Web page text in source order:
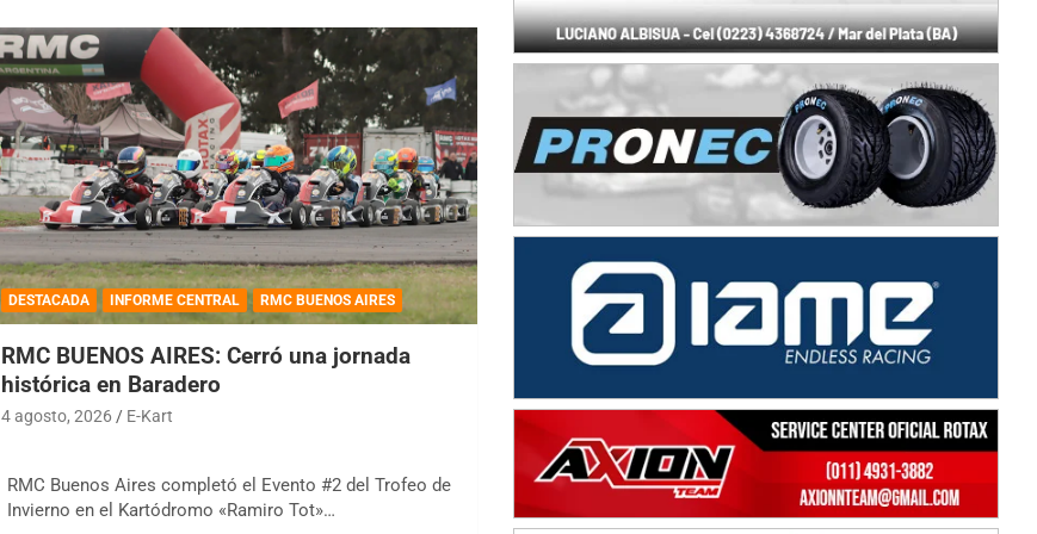
DESTACADA INFORME CENTRAL RMC BUENOS AIRES
RMC BUENOS AIRES: Cerró una jornada
histórica en Baradero
4 agosto, 2026 E-Kart
RMC Buenos Aires completó el Evento #2 del Trofeo de
Invierno en el Kartódromo «Ramiro Tot»…
KDO - F6
Ciudad de Trenque Lauquen (Asfalto)
Trenque Lauquen (Buenos Aires)
ENTRERRIANO - F6 (POSTERGADA)
Parque de la Velocidad (Asfalto)
Villaguay (Entre Ríos)
VICTORIENSE - F7
Victoria (Entre Ríos)
PATAGONICO - F6
Moto Club Reginense (Tierra)
Gral. E. Godoy (Río Negro)
CSK - F7
Juventud Unida (Tierra)
Humboldt (Santa Fe)
NORESTE SANTAFESINO - F6
Ciudad de Avellaneda (Asfalto)